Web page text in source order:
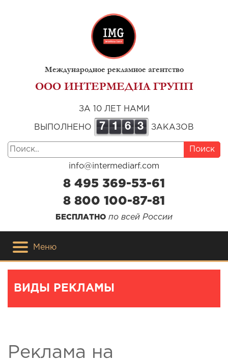
Международное рекламное агентство
ООО ИНТЕРМЕДИА ГРУПП
ЗА 10 ЛЕТ НАМИ
ВЫПОЛНЕНО 7 1 6 3 ЗАКАЗОВ
Поиск
info@intermediarf.com
8 495 369-53-61
8 800 100-87-81
БЕСПЛАТНО по всей России
Меню
ВИДЫ РЕКЛАМЫ
Реклама на